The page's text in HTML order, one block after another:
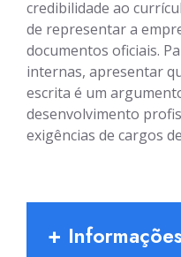
credibilidade ao
de representar a
documentos oficiais.
internas, apresentar
escrita é um
desenvolvimento
exigências de cargos
+ Informações